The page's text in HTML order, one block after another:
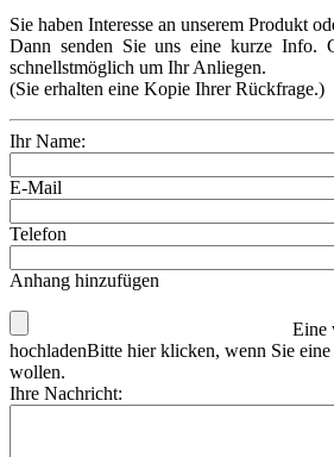
Sie haben Interesse an unserem Produkt
Dann senden Sie uns eine kurze Info.
schnellstmöglich um Ihr Anliegen.
(Sie erhalten eine Kopie Ihrer Rückfrage.)
Ihr Name:
E-Mail
Telefon
Anhang hinzufügen
Eine
hochladenBitte hier klicken, wenn Sie
wollen.
Ihre Nachricht: